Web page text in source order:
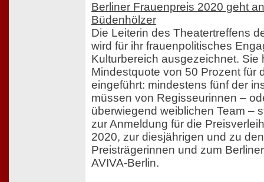
Berliner Frauenpreis 2020 geht
Büdenhölzer
Die Leiterin des Theatertreffens
wird für ihr frauenpolitisches
Kulturbereich ausgezeichnet. Sie
Mindestquote von 50 Prozent für
eingeführt: mindestens fünf der
müssen von Regisseurinnen –
überwiegend weiblichen Team –
zur Anmeldung für die
2020, zur diesjährigen und zu
Preisträgerinnen und zum
AVIVA-Berlin.